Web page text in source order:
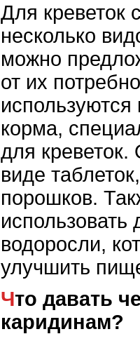
Для креветок
несколько
можно
от их
корма,
для
виде
порошков.
использовать
водоросли,
улучшить
Что давать черри креветкам и
каридинам?